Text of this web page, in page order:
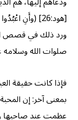
ورد ذلك في قصص
صلوات الله
فإذا كانت حقيقة
بمعنى آخر: إن
عظمت عند صاحبها